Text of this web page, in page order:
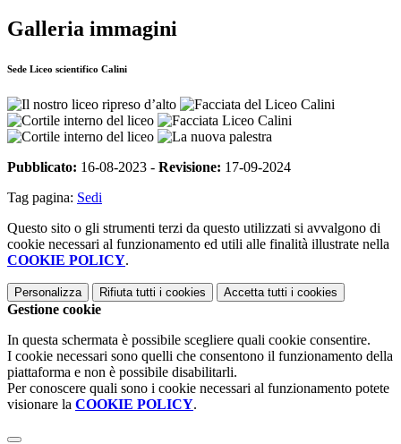
Galleria immagini
Sede Liceo scientifico Calini
Pubblicato: 16-08-2023 - Revisione: 17-09-2024
Tag pagina: Sedi
Questo sito o gli strumenti terzi da questo utilizzati si avvalgono di
cookie necessari al funzionamento ed utili alle finalità illustrate nella
COOKIE POLICY.
Personalizza Rifiuta tutti i cookies Accetta tutti i cookies
Gestione cookie
In questa schermata è possibile scegliere quali cookie consentire.
I cookie necessari sono quelli che consentono il funzionamento della
piattaforma e non è possibile disabilitarli.
Per conoscere quali sono i cookie necessari al funzionamento potete
visionare la COOKIE POLICY.